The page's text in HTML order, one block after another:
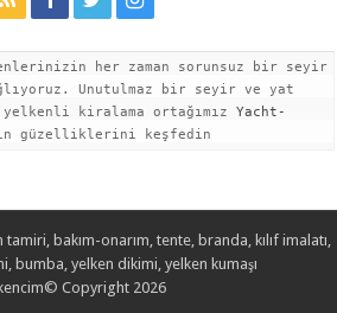
her zaman sorunsuz bir seyir
Unutulmaz bir seyir ve yat
yelkenli kiralama ortağımız Yacht-
güzelliklerini keşfedin
bakım-onarım, tente, branda, kılıf imalatı,
bumba, yelken dikimi, yelken kumaşı
Copyright 2026